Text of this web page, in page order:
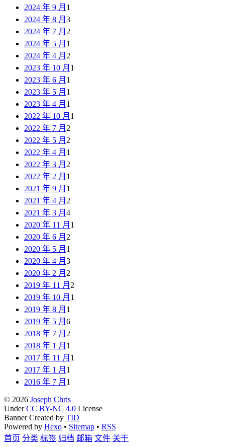
2024 年 9 月 1
2024 年 8 月 3
2024 年 7 月 2
2024 年 5 月 1
2024 年 4 月 2
2023 年 10 月 1
2023 年 6 月 1
2023 年 5 月 1
2023 年 4 月 1
2022 年 10 月 1
2022 年 7 月 2
2022 年 5 月 2
2022 年 4 月 1
2022 年 3 月 2
2022 年 2 月 1
2021 年 9 月 1
2021 年 4 月 2
2021 年 3 月 4
2020 年 11 月 1
2020 年 6 月 2
2020 年 5 月 1
2020 年 4 月 3
2020 年 2 月 2
2019 年 11 月 2
2019 年 10 月 1
2019 年 8 月 1
2019 年 5 月 6
2018 年 7 月 2
2018 年 1 月 1
2017 年 11 月 1
2017 年 1 月 1
2016 年 7 月 1
© 2026 Joseph Chris
UnderCC BY-NC 4.0 License
Banner Created by TID
Powered by Hexo • Sitemap • RSS
首页 分类 标签 归档 邮箱 文件 关于